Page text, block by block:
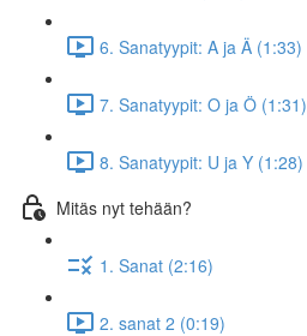
6. Sanatyypit: A ja Ä (1:33)
7. Sanatyypit: O ja Ö (1:31)
8. Sanatyypit: U ja Y (1:28)
Mitäs nyt tehään?
1. Sanat (2:16)
2. sanat 2 (0:19)